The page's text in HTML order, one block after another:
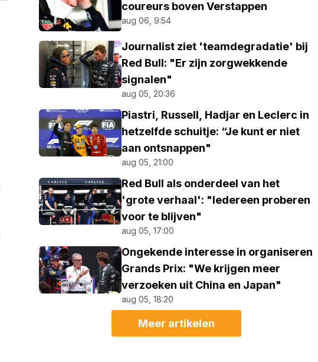
coureurs boven Verstappen
aug 06, 9:54
Journalist ziet 'teamdegradatie' bij
Red Bull: "Er zijn zorgwekkende
signalen"
aug 05, 20:36
Piastri, Russell, Hadjar en Leclerc in
hetzelfde schuitje: “Je kunt er niet
aan ontsnappen"
aug 05, 21:00
Red Bull als onderdeel van het
'grote verhaal': "Iedereen proberen
voor te blijven"
aug 05, 17:00
Ongekende interesse in organiseren
Grands Prix: "We krijgen meer
verzoeken uit China en Japan"
aug 05, 18:20
Meer artikelen